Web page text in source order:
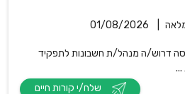
01/08/2026
דרוש/ה מנהל/ת חשבונות לתפקיד
...